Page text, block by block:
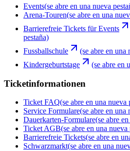
Events(se abre en una nueva
Arena-Touren(se abre en una
Barrierefreie Tickets für Events
pestaña)
Fussballschule
(se abre en una
Kindergeburtstage
(se abre en
Ticketinformationen
Ticket FAQ(se abre en una nueva
Service Formulare(se abre en una
Dauerkarten-Formulare(se abre
Ticket AGB(se abre en una nueva
Barrierefreie Tickets(se abre en
Schwarzmarkt(se abre en una